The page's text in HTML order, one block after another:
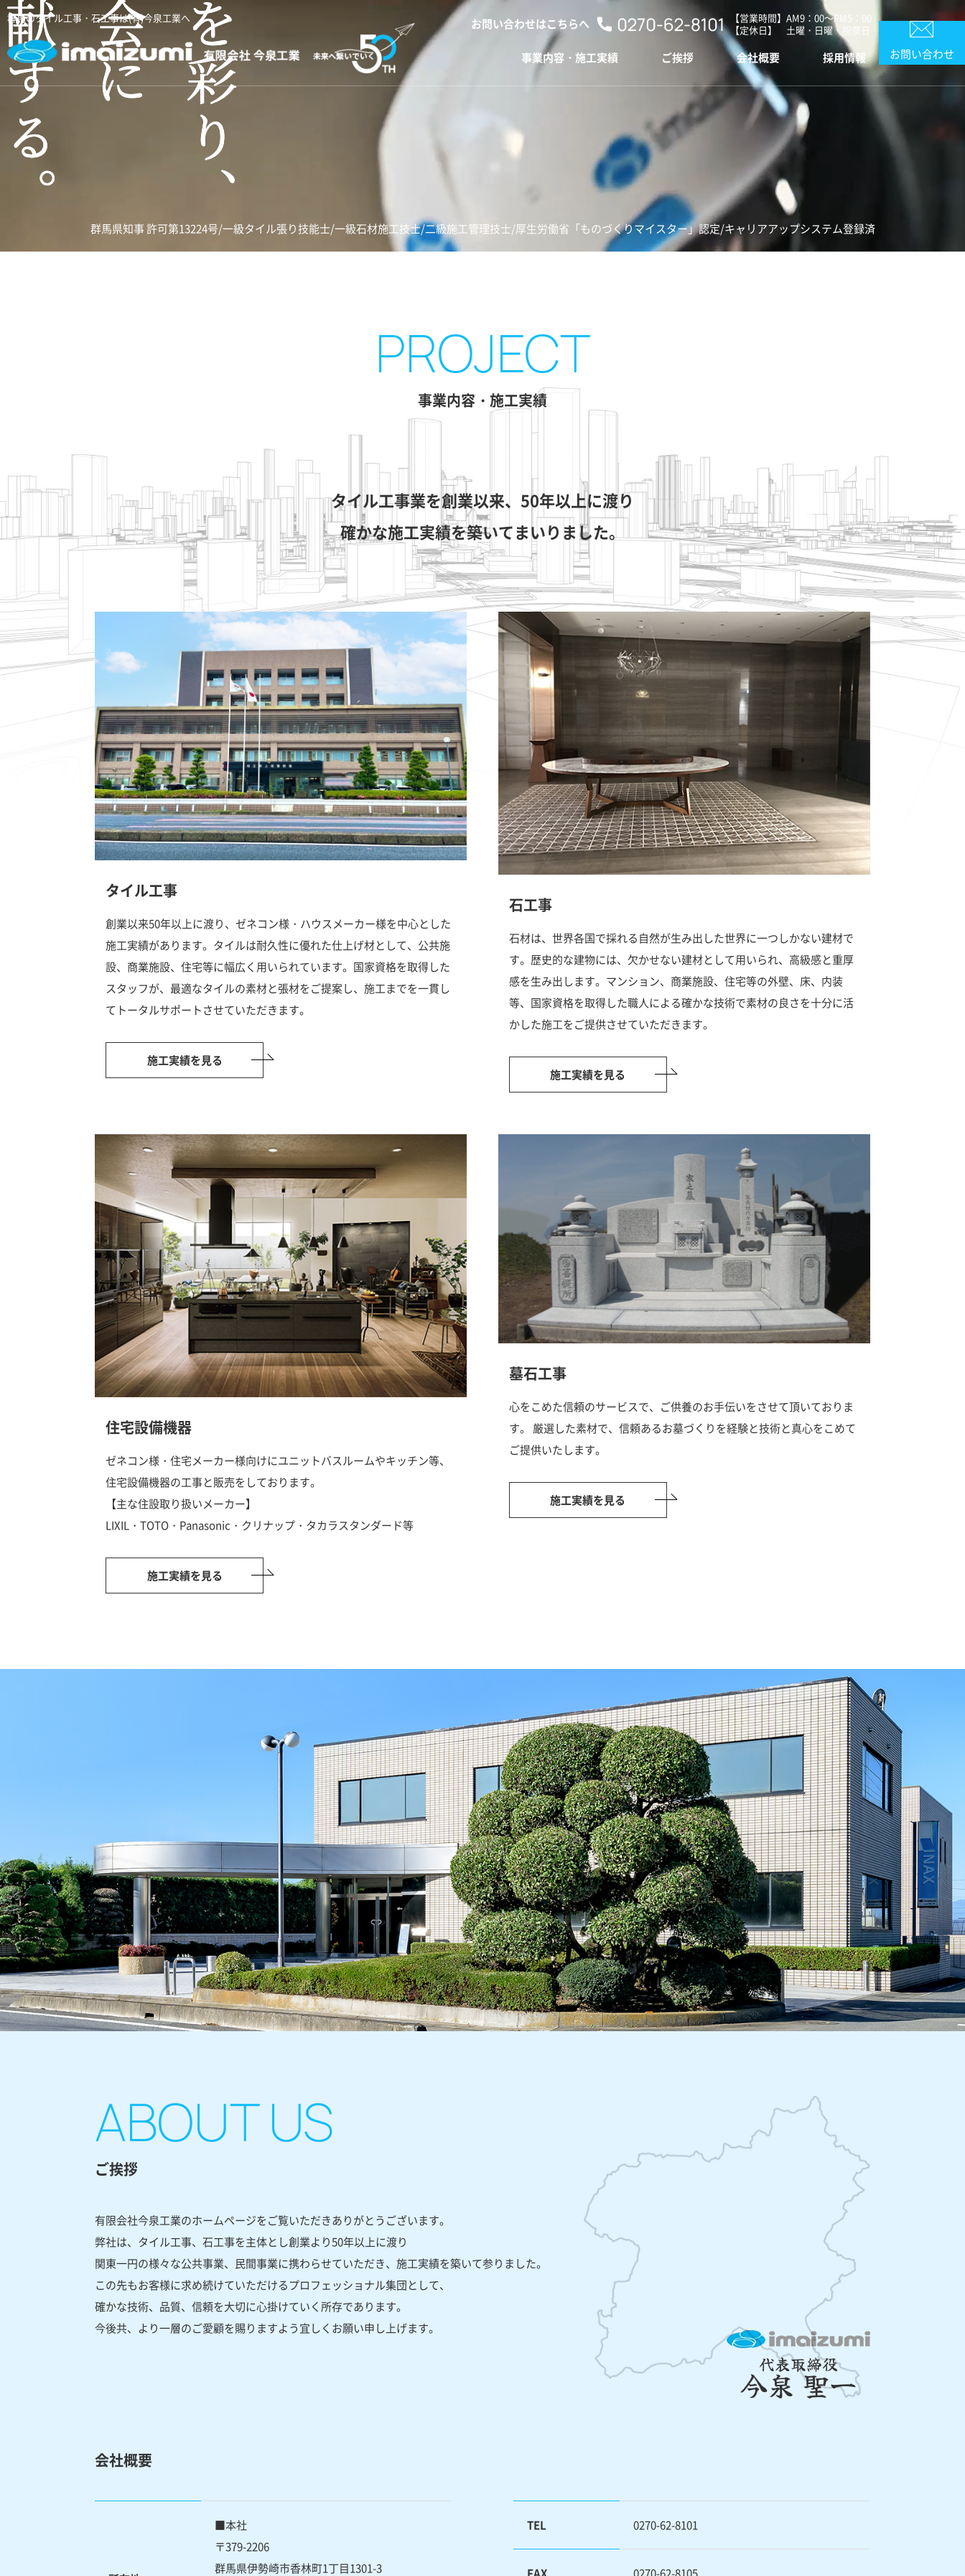
群馬のタイル工事・石工事は(有)今泉工業へ お問い合わせはこちらへ
【営業時間】AM9：00～PM5：00
【定休日】 土曜・日曜・祝祭日
事業内容・施工実績 ご挨拶 会社概要 採用情報 お問い合わせ
群馬県知事 許可第13224号/一級タイル張り技能士/一級石材施工技士/二級施工管理技士/厚生労働省「ものづくりマイスター」認定/キャリアアップシステム登録済
事業内容・施工実績
タイル工事業を創業以来、50年以上に渡り
確かな施工実績を築いてまいりました。
タイル工事
創業以来50年以上に渡り、ゼネコン様・ハウスメーカー様を中心とした
施工実績があります。タイルは耐久性に優れた仕上げ材として、公共施
設、商業施設、住宅等に幅広く用いられています。国家資格を取得した
スタッフが、最適なタイルの素材と張材をご提案し、施工までを一貫し
てトータルサポートさせていただきます。
施工実績を見る
石工事
石材は、世界各国で採れる自然が生み出した世界に一つしかない建材で
す。歴史的な建物には、欠かせない建材として用いられ、高級感と重厚
感を生み出します。マンション、商業施設、住宅等の外壁、床、内装
等、国家資格を取得した職人による確かな技術で素材の良さを十分に活
かした施工をご提供させていただきます。
施工実績を見る
住宅設備機器
ゼネコン様・住宅メーカー様向けにユニットバスルームやキッチン等、
住宅設備機器の工事と販売をしております。
【主な住設取り扱いメーカー】
LIXIL・TOTO・Panasonic・クリナップ・タカラスタンダード等
施工実績を見る
墓石工事
心をこめた信頼のサービスで、ご供養のお手伝いをさせて頂いておりま
す。 厳選した素材で、信頼あるお墓づくりを経験と技術と真心をこめて
ご提供いたします。
施工実績を見る
ご挨拶
有限会社今泉工業のホームページをご覧いただきありがとうございます。
弊社は、タイル工事、石工事を主体とし創業より50年以上に渡り
関東一円の様々な公共事業、民間事業に携わらせていただき、施工実績を築いて参りました。
この先もお客様に求め続けていただけるプロフェッショナル集団として、
確かな技術、品質、信頼を大切に心掛けていく所存であります。
今後共、より一層のご愛顧を賜りますよう宜しくお願い申し上げます。
代表取締役
今泉 聖一
会社概要
■本社
〒379-2206
群馬県伊勢崎市香林町1丁目1301-3
TEL 0270-62-8101